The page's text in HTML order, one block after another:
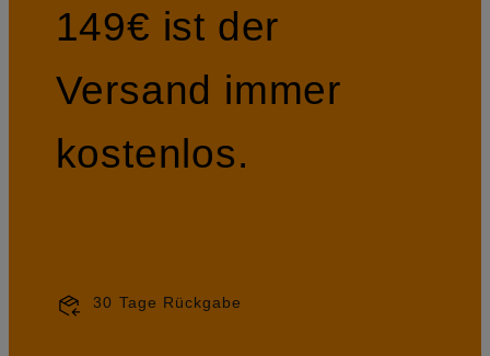
149€ ist der
Versand immer
kostenlos.
30 Tage Rückgabe